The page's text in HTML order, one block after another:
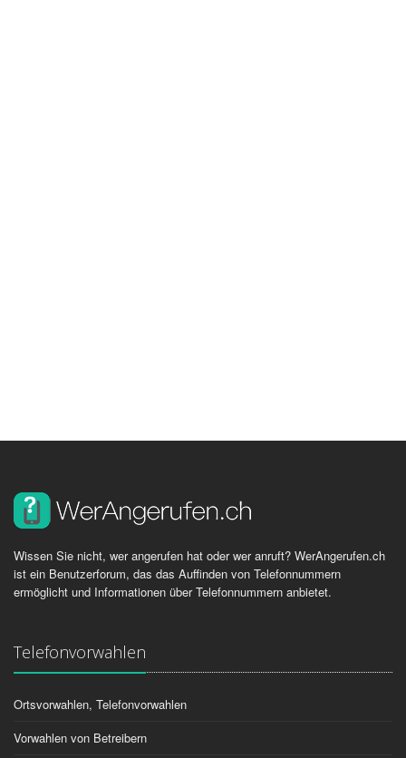
Wissen Sie nicht, wer angerufen hat oder wer anruft? WerAngerufen.ch
ist ein Benutzerforum, das das Auffinden von Telefonnummern
ermöglicht und Informationen über Telefonnummern anbietet.
Telefonvorwahlen
Ortsvorwahlen, Telefonvorwahlen
Vorwahlen von Betreibern